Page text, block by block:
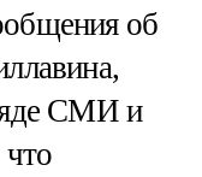
об
СМИ и